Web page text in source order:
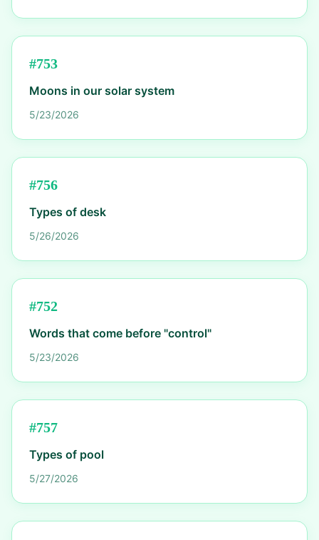
#753
Moons in our solar system
5/23/2026
#756
Types of desk
5/26/2026
#752
Words that come before "control"
5/23/2026
#757
Types of pool
5/27/2026